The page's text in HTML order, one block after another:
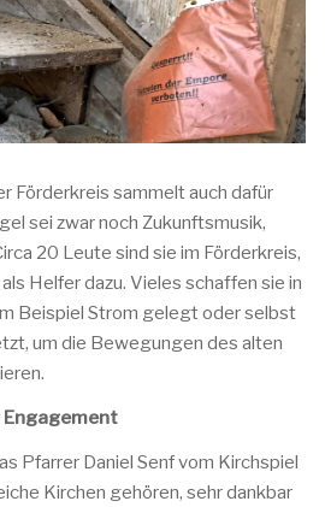
Förderkreis sammelt auch dafür
sei zwar noch Zukunftsmusik,
20 Leute sind sie im Förderkreis,
Helfer dazu. Vieles schaffen sie in
Beispiel Strom gelegt oder selbst
um die Bewegungen des alten
Pfarrer Daniel Senf vom Kirchspiel
Kirchen gehören, sehr dankbar